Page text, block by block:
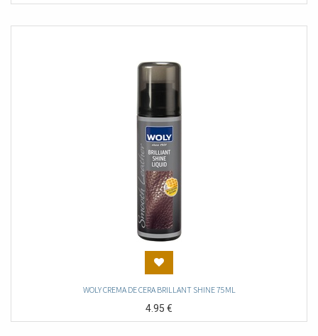
WOLY CREMA DE CERA BRILLANT SHINE 75ML
4.95€